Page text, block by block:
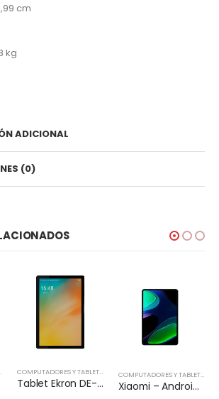
cm
kg
ADICIONAL
(0)
TABLETA COMPUTADORES Y TABLETS TABLETA
Tablet Ekron DE-T616 10.5″ 128GB 4GB RAM 4GLTE
COMPUTADORES Y TABLETS,
Xiaomi – Android – Snapdragon 680 – 6GB RAM 128GB ROM